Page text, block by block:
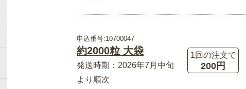
申込番号:10700047
約2000粒 大袋
発送時期：2026年7月中旬
より順次
1回の注文で
200円